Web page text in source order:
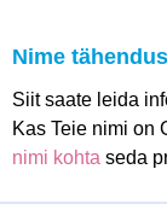
Nime
Siit saate leida
Kas Teie nimi on
nimi kohta seda